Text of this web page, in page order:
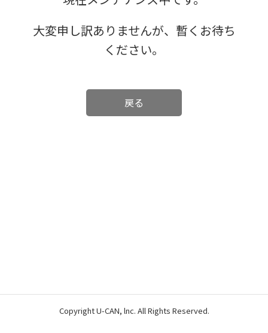
大変申し訳ありませんが、暫くお待ち
ください。
戻る
Copyright U-CAN, lnc. All Rights Reserved.